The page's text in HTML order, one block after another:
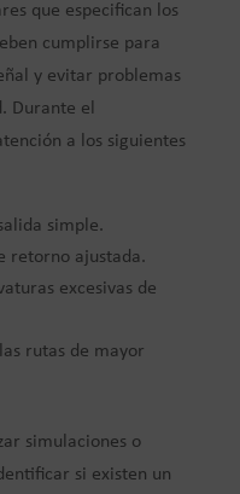
que especifican los
cumplirse para
y evitar problemas
Durante el
a los siguientes
simple.
retorno ajustada.
excesivas de
rutas de mayor
simulaciones o
si existen un